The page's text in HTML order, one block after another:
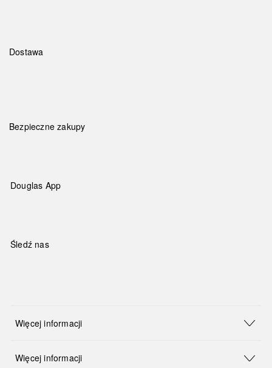
Dostawa
Bezpieczne zakupy
Douglas App
Śledź nas
Więcej informacji
Więcej informacji